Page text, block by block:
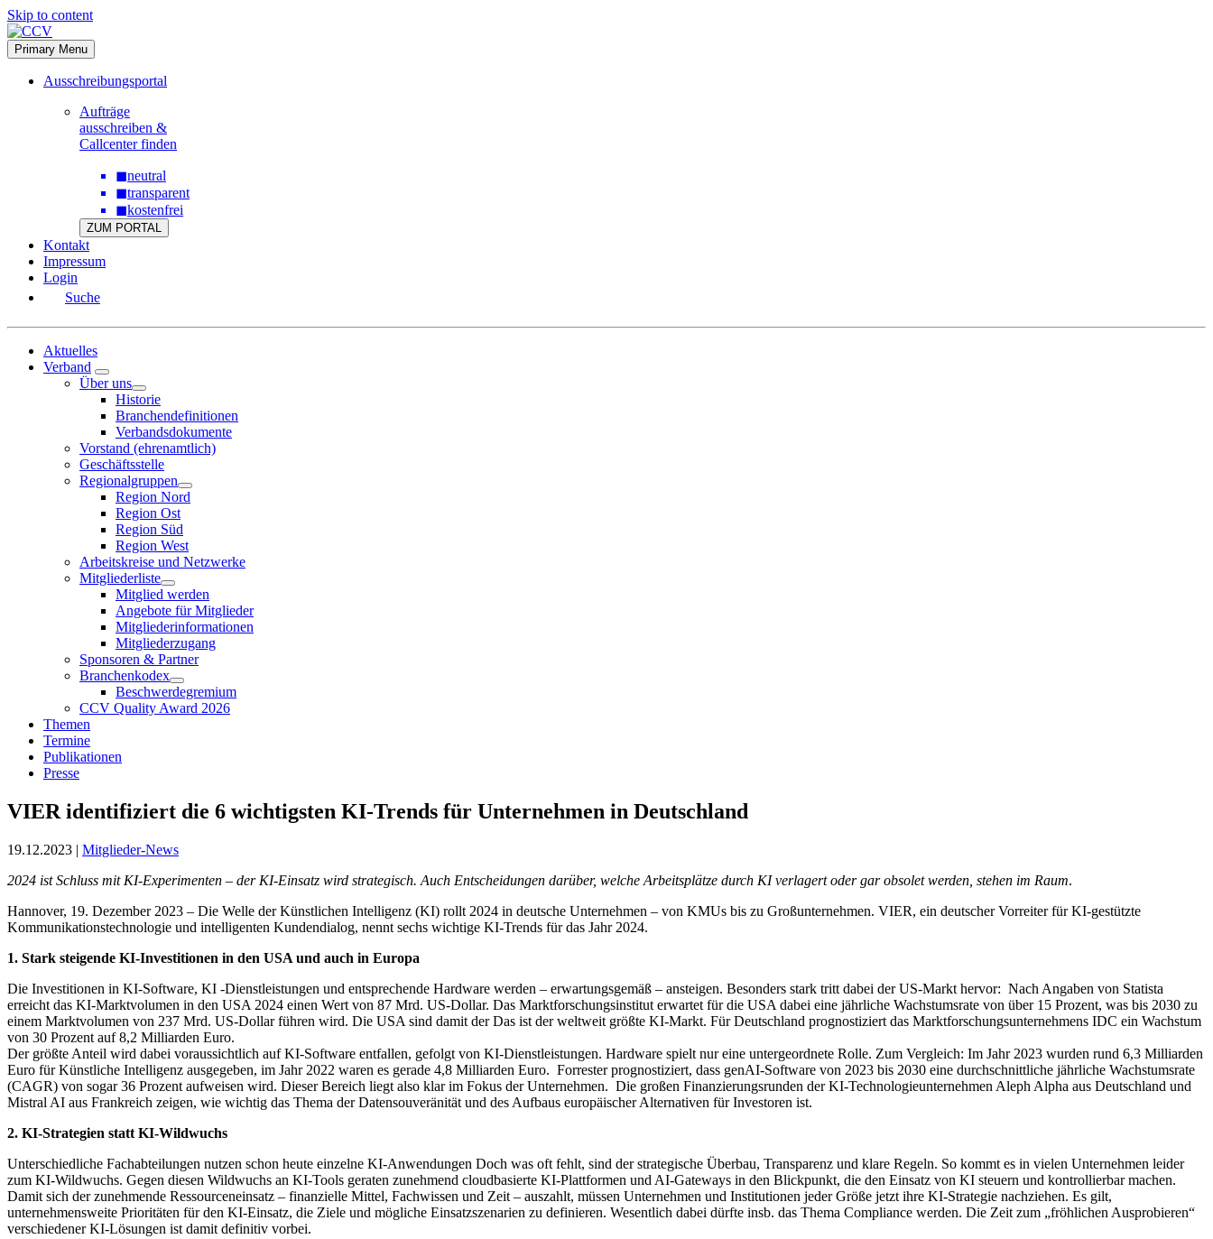
Skip to content
Primary Menu
Ausschreibungsportal
Aufträge
ausschreiben &
Callcenter finden
◼neutral
◼transparent
◼kostenfrei
ZUM PORTAL
Kontakt
Impressum
Login
Suche
Aktuelles
Verband
Über uns
Historie
Branchendefinitionen
Verbandsdokumente
Vorstand (ehrenamtlich)
Geschäftsstelle
Regionalgruppen
Region Nord
Region Ost
Region Süd
Region West
Arbeitskreise und Netzwerke
Mitgliederliste
Mitglied werden
Angebote für Mitglieder
Mitgliederinformationen
Mitgliederzugang
Sponsoren & Partner
Branchenkodex
Beschwerdegremium
CCV Quality Award 2026
Themen
Termine
Publikationen
Presse
VIER identifiziert die 6 wichtigsten KI-Trends für Unternehmen in Deutschland
19.12.2023 | Mitglieder-News
2024 ist Schluss mit KI-Experimenten – der KI-Einsatz wird strategisch. Auch Entscheidungen darüber, welche Arbeitsplätze durch KI verlagert oder gar obsolet werden, stehen im Raum.
Hannover, 19. Dezember 2023 – Die Welle der Künstlichen Intelligenz (KI) rollt 2024 in deutsche Unternehmen – von KMUs bis zu Großunternehmen. VIER, ein deutscher Vorreiter für KI-gestützte
Kommunikationstechnologie und intelligenten Kundendialog, nennt sechs wichtige KI-Trends für das Jahr 2024.
1. Stark steigende KI-Investitionen in den USA und auch in Europa
Die Investitionen in KI-Software, KI -Dienstleistungen und entsprechende Hardware werden – erwartungsgemäß – ansteigen. Besonders stark tritt dabei der US-Markt hervor: Nach Angaben von Statista
erreicht das KI-Marktvolumen in den USA 2024 einen Wert von 87 Mrd. US-Dollar. Das Marktforschungsinstitut erwartet für die USA dabei eine jährliche Wachstumsrate von über 15 Prozent, was bis 2030 zu
einem Marktvolumen von 237 Mrd. US-Dollar führen wird. Die USA sind damit der Das ist der weltweit größte KI-Markt. Für Deutschland prognostiziert das Marktforschungsunternehmens IDC ein Wachstum
von 30 Prozent auf 8,2 Milliarden Euro.
Der größte Anteil wird dabei voraussichtlich auf KI-Software entfallen, gefolgt von KI-Dienstleistungen. Hardware spielt nur eine untergeordnete Rolle. Zum Vergleich: Im Jahr 2023 wurden rund 6,3 Milliarden
Euro für Künstliche Intelligenz ausgegeben, im Jahr 2022 waren es gerade 4,8 Milliarden Euro. Forrester prognostiziert, dass genAI-Software von 2023 bis 2030 eine durchschnittliche jährliche Wachstumsrate
(CAGR) von sogar 36 Prozent aufweisen wird. Dieser Bereich liegt also klar im Fokus der Unternehmen. Die großen Finanzierungsrunden der KI-Technologieunternehmen Aleph Alpha aus Deutschland und
Mistral AI aus Frankreich zeigen, wie wichtig das Thema der Datensouveränität und des Aufbaus europäischer Alternativen für Investoren ist.
2. KI-Strategien statt KI-Wildwuchs
Unterschiedliche Fachabteilungen nutzen schon heute einzelne KI-Anwendungen Doch was oft fehlt, sind der strategische Überbau, Transparenz und klare Regeln. So kommt es in vielen Unternehmen leider
zum KI-Wildwuchs. Gegen diesen Wildwuchs an KI-Tools geraten zunehmend cloudbasierte KI-Plattformen und AI-Gateways in den Blickpunkt, die den Einsatz von KI steuern und kontrollierbar machen.
Damit sich der zunehmende Ressourceneinsatz – finanzielle Mittel, Fachwissen und Zeit – auszahlt, müssen Unternehmen und Institutionen jeder Größe jetzt ihre KI-Strategie nachziehen. Es gilt,
unternehmensweite Prioritäten für den KI-Einsatz, die Ziele und mögliche Einsatzszenarien zu definieren. Wesentlich dabei dürfte insb. das Thema Compliance werden. Die Zeit zum „fröhlichen Ausprobieren“
verschiedener KI-Lösungen ist damit definitiv vorbei.